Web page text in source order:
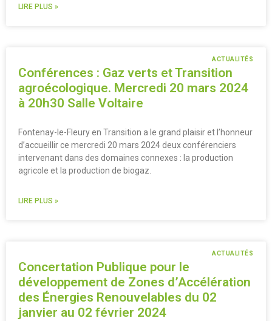
LIRE PLUS »
ACTUALITÉS
Conférences : Gaz verts et Transition
agroécologique. Mercredi 20 mars 2024
à 20h30 Salle Voltaire
Fontenay-le-Fleury en Transition a le grand plaisir et l’honneur
d’accueillir ce mercredi 20 mars 2024 deux conférenciers
intervenant dans des domaines connexes : la production
agricole et la production de biogaz.
LIRE PLUS »
ACTUALITÉS
Concertation Publique pour le
développement de Zones d’Accélération
des Énergies Renouvelables du 02
janvier au 02 février 2024